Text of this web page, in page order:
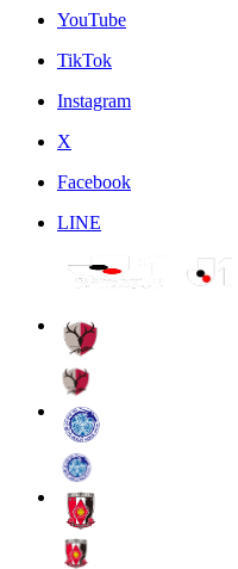
YouTube
TikTok
Instagram
X
Facebook
LINE